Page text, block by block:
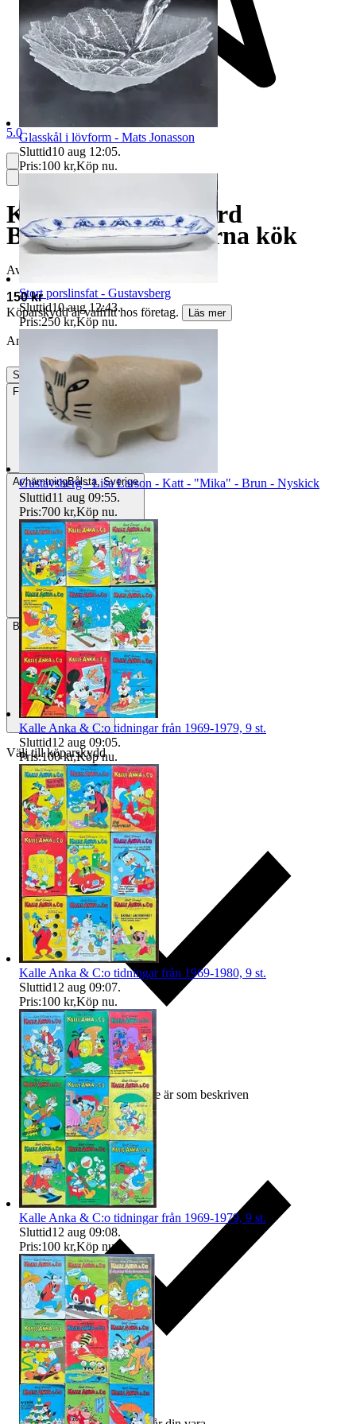
5.0
Kaffekanna - Sigvard
Bernadotte - Moderna kök
Avslutad
150 kr
Köparskydd är valfritt hos företag.
Läs mer
Annonsen är avslutad. Såld med Köp nu.
Slutade 2 jun 13:50
Frakt
Från 72 kr
AvhämtningBålsta, Sverige
BetalningVia Tradera
Välj till köparskydd
Ersättning om varan inte är som beskriven
Glasskål i lövform - Mats Jonasson
Sluttid10 aug 12:05.
Pris:100 kr,Köp nu.
Stort porslinsfat - Gustavsberg
Sluttid10 aug 12:43.
Pris:250 kr,Köp nu.
Gustavsberg - Lisa Larson - Katt - "Mika" - Brun - Nyskick
Sluttid11 aug 09:55.
Pris:700 kr,Köp nu.
Kalle Anka & C:o tidningar från 1969-1979, 9 st.
Sluttid12 aug 09:05.
Pris:100 kr,Köp nu.
Kalle Anka & C:o tidningar från 1969-1980, 9 st.
Sluttid12 aug 09:07.
Pris:100 kr,Köp nu.
Kalle Anka & C:o tidningar från 1969-1979, 9 st.
Sluttid12 aug 09:08.
Pris:100 kr,Köp nu.